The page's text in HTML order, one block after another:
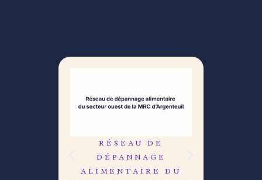
RÉSEAU DE
DÉPANNAGE
ALIMENTAIRE DU